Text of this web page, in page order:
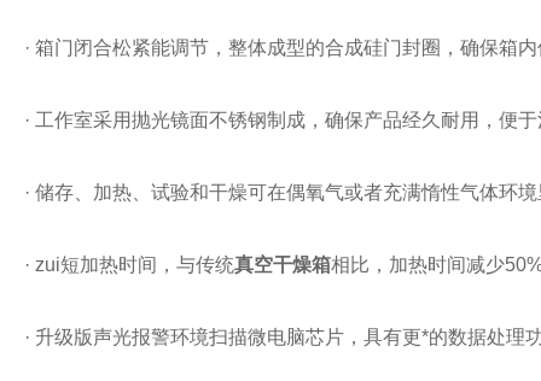
· 箱门闭合松紧能调节，整体成型的合成硅门封圈，确保箱内
· 工作室采用抛光镜面不锈钢制成，确保产品经久耐用，便
· 储存、加热、试验和干燥可在偶氧气或者充满惰性气体环境
· zui短加热时间，与传统真空干燥箱相比，加热时间减少
· 升级版声光报警环境扫描微电脑芯片，具有更*的数据处理